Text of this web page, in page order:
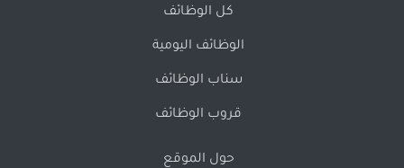
كل الوظائف
الوظائف اليومية
سناب الوظائف
قروب الوظائف
حول الموقع